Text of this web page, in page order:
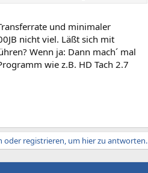
und minimaler
nicht viel. Läßt sich mit
Wenn ja: Dann mach´ mal
wie z.B. HD Tach 2.7
oder registrieren, um hier zu antworten.